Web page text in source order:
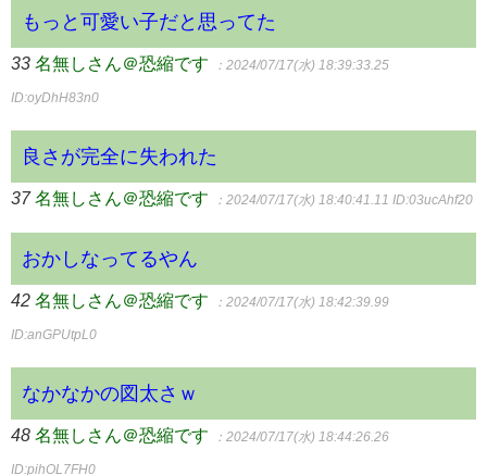
もっと可愛い子だと思ってた
33 名無しさん＠恐縮です ：2024/07/17(水) 18:39:33.25
ID:oyDhH83n0
良さが完全に失われた
37 名無しさん＠恐縮です ：2024/07/17(水) 18:40:41.11 ID:03ucAhf20
おかしなってるやん
42 名無しさん＠恐縮です ：2024/07/17(水) 18:42:39.99
ID:anGPUtpL0
なかなかの図太さｗ
48 名無しさん＠恐縮です ：2024/07/17(水) 18:44:26.26
ID:pihOL7FH0